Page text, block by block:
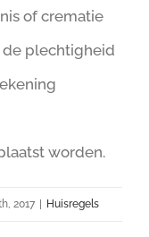
of crematie
de plechtigheid
worden.
2017 Huisregels